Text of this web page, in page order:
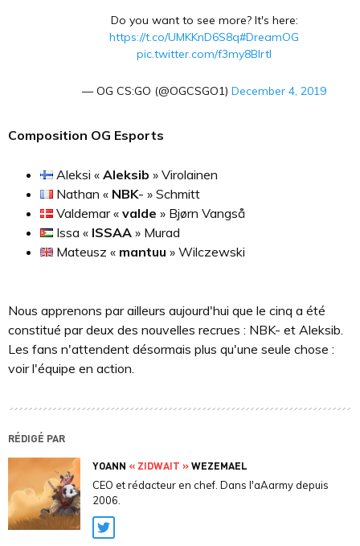
Do you want to see more? It's here:
https://t.co/UMKKnD6S8q#DreamOG
pic.twitter.com/f3my8Blrtl
— OG CS:GO (@OGCSGO1) December 4, 2019
Composition OG Esports
Aleksi « Aleksib » Virolainen
Nathan « NBK- » Schmitt
Valdemar « valde » Bjørn Vangså
Issa « ISSAA » Murad
Mateusz « mantuu » Wilczewski
Nous apprenons par ailleurs aujourd'hui que le cinq a été
constitué par deux des nouvelles recrues : NBK- et Aleksib.
Les fans n'attendent désormais plus qu'une seule chose :
voir l'équipe en action.
RÉDIGÉ PAR
YOANN « ZIDWAIT »WEZEMAEL
CEO et rédacteur en chef. Dans l'aAarmy depuis
2006.
Twitter